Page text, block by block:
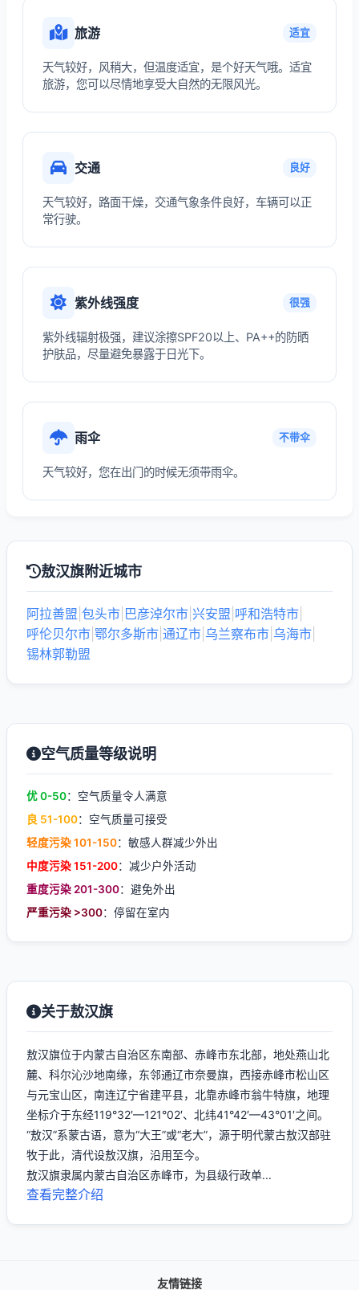
旅游 适宜
天气较好，风稍大，但温度适宜，是个好天气哦。适宜
旅游，您可以尽情地享受大自然的无限风光。
交通 良好
天气较好，路面干燥，交通气象条件良好，车辆可以正
常行驶。
紫外线强度 很强
紫外线辐射极强，建议涂擦SPF20以上、PA++的防晒
护肤品，尽量避免暴露于日光下。
雨伞 不带伞
天气较好，您在出门的时候无须带雨伞。
敖汉旗附近城市
阿拉善盟 包头市 巴彦淖尔市 兴安盟 呼和浩特市
呼伦贝尔市 鄂尔多斯市 通辽市 乌兰察布市 乌海市
锡林郭勒盟
空气质量等级说明
优 0-50：空气质量令人满意
良 51-100：空气质量可接受
轻度污染 101-150：敏感人群减少外出
中度污染 151-200：减少户外活动
重度污染 201-300：避免外出
严重污染 >300：停留在室内
关于敖汉旗
敖汉旗位于内蒙古自治区东南部、赤峰市东北部，地处燕山北
麓、科尔沁沙地南缘，东邻通辽市奈曼旗，西接赤峰市松山区
与元宝山区，南连辽宁省建平县，北靠赤峰市翁牛特旗，地理
坐标介于东经119°32′—121°02′、北纬41°42′—43°01′之间。
“敖汉”系蒙古语，意为“大王”或“老大”，源于明代蒙古敖汉部驻
牧于此，清代设敖汉旗，沿用至今。
敖汉旗隶属内蒙古自治区赤峰市，为县级行政单...
查看完整介绍
友情链接